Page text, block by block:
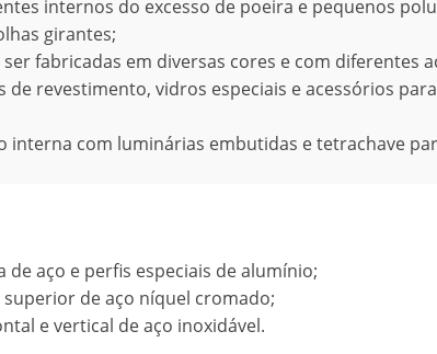
internos do excesso de poeira e pequenos
girantes;
fabricadas em diversas cores e com diferentes
de revestimento, vidros especiais e acessórios
interna com luminárias embutidas e tetrachave
aço e perfis especiais de alumínio;
superior de aço níquel cromado;
e vertical de aço inoxidável.